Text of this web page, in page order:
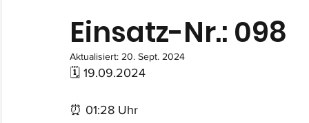
Einsatz-Nr.: 098
Aktualisiert: 20. Sept. 2024
🗓 19.09.2024
⏰ 01:28 Uhr